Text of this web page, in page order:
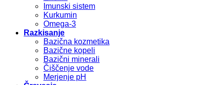
Imunski sistem
Kurkumin
Omega-3
Razkisanje
Bazična kozmetika
Bazične kopeli
Bazični minerali
Čiščenje vode
Merjenje pH